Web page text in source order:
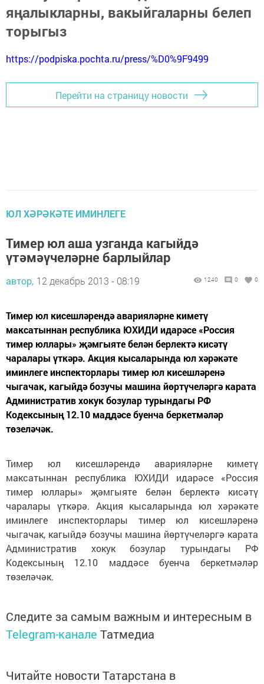
яңалыкларны, вакыйгаларны белеп
торыгыз
https://podpiska.pochta.ru/press/%D0%9F9499
Перейти на страницу новости
ЮЛ ХӘРӘКӘТЕ ИМИНЛЕГЕ
Тимер юл аша узганда кагыйдә
үтәмәүчеләрне барлыйлар
автор, 12 декабрь 2013 - 08:19 1240 0 0
Тимер юл кисешләрендә аварияләрне киметү
максатыннан республика ЮХИДИ идарәсе «Россия
тимер юллары» җәмгыяте белән берлектә кисәтү
чаралары үткәрә. Акция кысаларында юл хәрәкәте
иминлеге инспекторлары тимер юл кисешләренә
чыгачак, кагыйдә бозучы машина йөртүчеләргә карата
Административ хокук бозулар турындагы РФ
Кодексының 12.10 маддәсе буенча беркетмәләр
төзеләчәк.
Тимер юл кисешләрендә аварияләрне киметү
максатыннан республика ЮХИДИ идарәсе «Россия
тимер юллары» җәмгыяте белән берлектә кисәтү
чаралары үткәрә. Акция кысаларында юл хәрәкәте
иминлеге инспекторлары тимер юл кисешләренә
чыгачак, кагыйдә бозучы машина йөртүчеләргә карата
Административ хокук бозулар турындагы РФ
Кодексының 12.10 маддәсе буенча беркетмәләр
төзеләчәк.
Следите за самым важным и интересным в
Telegram-канале Татмедиа
Читайте новости Татарстана в